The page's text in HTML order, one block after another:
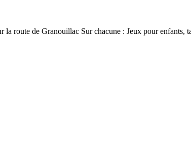
route de Granouillac Sur chacune : Jeux pour enfants,